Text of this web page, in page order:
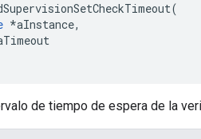
(
*aInstance,
de tiempo de espera de la